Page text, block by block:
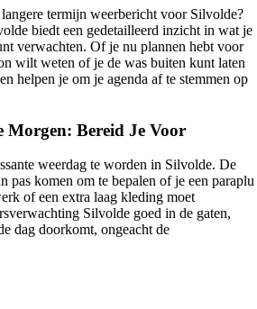
termijn weerbericht voor Silvolde?
biedt een gedetailleerd inzicht in wat je
verwachten. Of je nu plannen hebt voor
wilt weten of je de was buiten kunt laten
helpen je om je agenda af te stemmen op
Morgen: Bereid Je Voor
weerdag te worden in Silvolde. De
pas komen om te bepalen of je een paraplu
of een extra laag kleding moet
Silvolde goed in de gaten,
dag doorkomt, ongeacht de